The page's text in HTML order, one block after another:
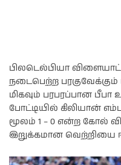
பிலடெல்பியா
நடைபெற்ற
மிகவும் பரபரப்பான
போட்டியில் கிலியான்
மூலம் 1 – 0 என்ற கோல்
இறுக்கமான வெற்றியை